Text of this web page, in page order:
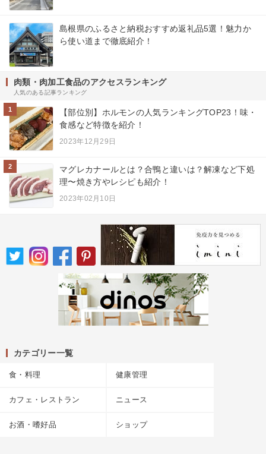
島根県のふるさと納税おすすめ返礼品5選！魅力か
ら使い道まで徹底紹介！
肉類・肉加工食品のアクセスランキング
人気のある記事ランキング
1
【部位別】ホルモンの人気ランキングTOP23！味・
食感など特徴を紹介！
2023年12月29日
2
マグレカナールとは？合鴨と違いは？解凍など下処
理〜焼き方やレシピも紹介！
2023年02月10日
カテゴリー一覧
食・料理 健康管理
カフェ・レストラン ニュース
お酒・嗜好品 ショップ